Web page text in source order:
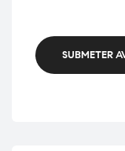
SUBMETER